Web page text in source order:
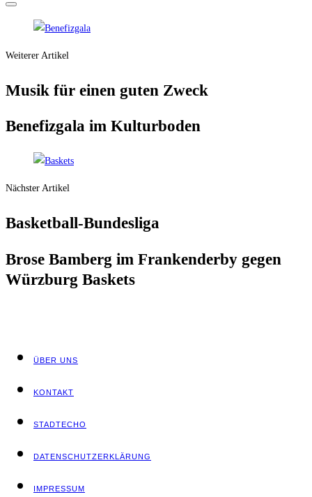
Weiterer Artikel
Musik für einen guten Zweck
Bene­fiz­ga­la im Kulturboden
Nächster Artikel
Bas­ket­ball-Bun­des­li­ga
Bro­se Bam­berg im Fran­ken­der­by gegen
Würz­burg Baskets
ÜBER UNS
KON­TAKT
STADT­ECHO
DATEN­SCHUTZ­ER­KLÄ­RUNG
IMPRES­SUM